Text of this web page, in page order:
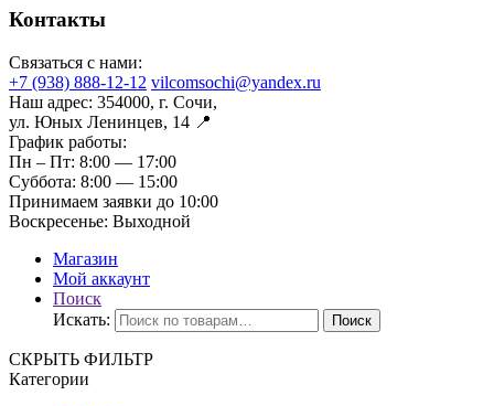
Контакты
Связаться с нами:
+7 (938) 888-12-12 vilcomsochi@yandex.ru
Наш адрес: 354000, г. Сочи,
ул. Юных Ленинцев, 14 📍
График работы:
Пн – Пт: 8:00 — 17:00
Суббота: 8:00 — 15:00
Принимаем заявки до 10:00
Воскресенье: Выходной
Магазин
Мой аккаунт
Поиск
Искать:
Поиск
СКРЫТЬ ФИЛЬТР
Категории